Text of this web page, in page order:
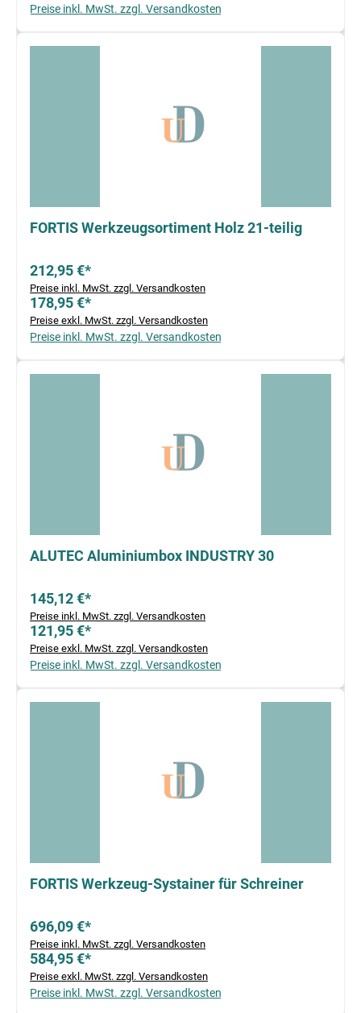
Preise inkl. MwSt. zzgl. Versandkosten
FORTIS Werkzeugsortiment Holz 21-teilig
212,95 €*
Preise inkl. MwSt. zzgl. Versandkosten
178,95 €*
Preise exkl. MwSt. zzgl. Versandkosten
Preise inkl. MwSt. zzgl. Versandkosten
ALUTEC Aluminiumbox INDUSTRY 30
145,12 €*
Preise inkl. MwSt. zzgl. Versandkosten
121,95 €*
Preise exkl. MwSt. zzgl. Versandkosten
Preise inkl. MwSt. zzgl. Versandkosten
FORTIS Werkzeug-Systainer für Schreiner
696,09 €*
Preise inkl. MwSt. zzgl. Versandkosten
584,95 €*
Preise exkl. MwSt. zzgl. Versandkosten
Preise inkl. MwSt. zzgl. Versandkosten